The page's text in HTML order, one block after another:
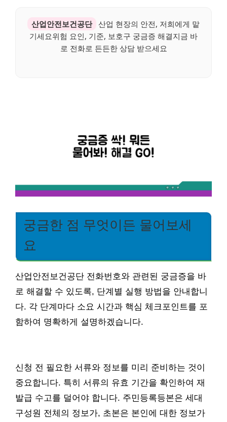
산업안전보건공단 산업 현장의 안전, 저희에게 맡
기세요위험 요인, 기준, 보호구 궁금증 해결지금 바
로 전화로 든든한 상담 받으세요
궁금한 점 무엇이든 물어보세
요
산업안전보건공단 전화번호와 관련된 궁금증을 바
로 해결할 수 있도록, 단계별 실행 방법을 안내합니
다. 각 단계마다 소요 시간과 핵심 체크포인트를 포
함하여 명확하게 설명하겠습니다.
신청 전 필요한 서류와 정보를 미리 준비하는 것이
중요합니다. 특히 서류의 유효 기간을 확인하여 재
발급 수고를 덜어야 합니다. 주민등록등본은 세대
구성원 전체의 정보가, 초본은 본인에 대한 정보가